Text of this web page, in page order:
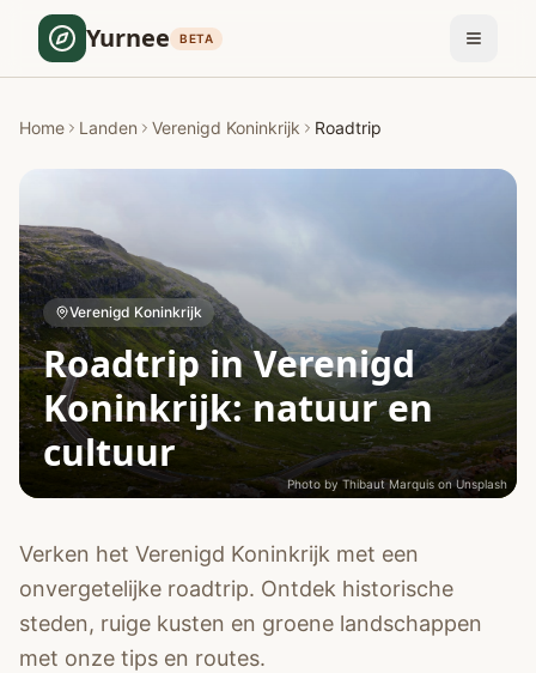
Yurnee BETA
Home Landen Verenigd Koninkrijk Roadtrip
Verenigd Koninkrijk
Roadtrip in Verenigd
Koninkrijk: natuur en
cultuur
Photo by Thibaut Marquis onUnsplash
Verken het Verenigd Koninkrijk met een
onvergetelijke roadtrip. Ontdek historische
steden, ruige kusten en groene landschappen
met onze tips en routes.